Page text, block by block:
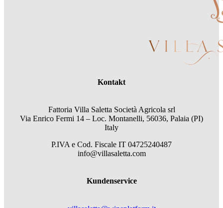
Kontakt
Fattoria Villa Saletta Società Agricola srl
Via Enrico Fermi 14 – Loc. Montanelli, 56036, Palaia (PI)
Italy
P.IVA e Cod. Fiscale IT 04725240487
info@villasaletta.com
Kundenservice